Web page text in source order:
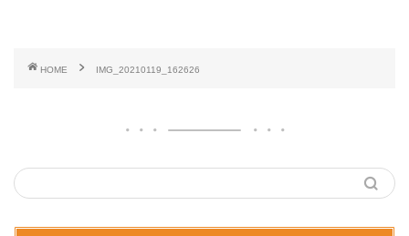
HOME IMG_20210119_162626